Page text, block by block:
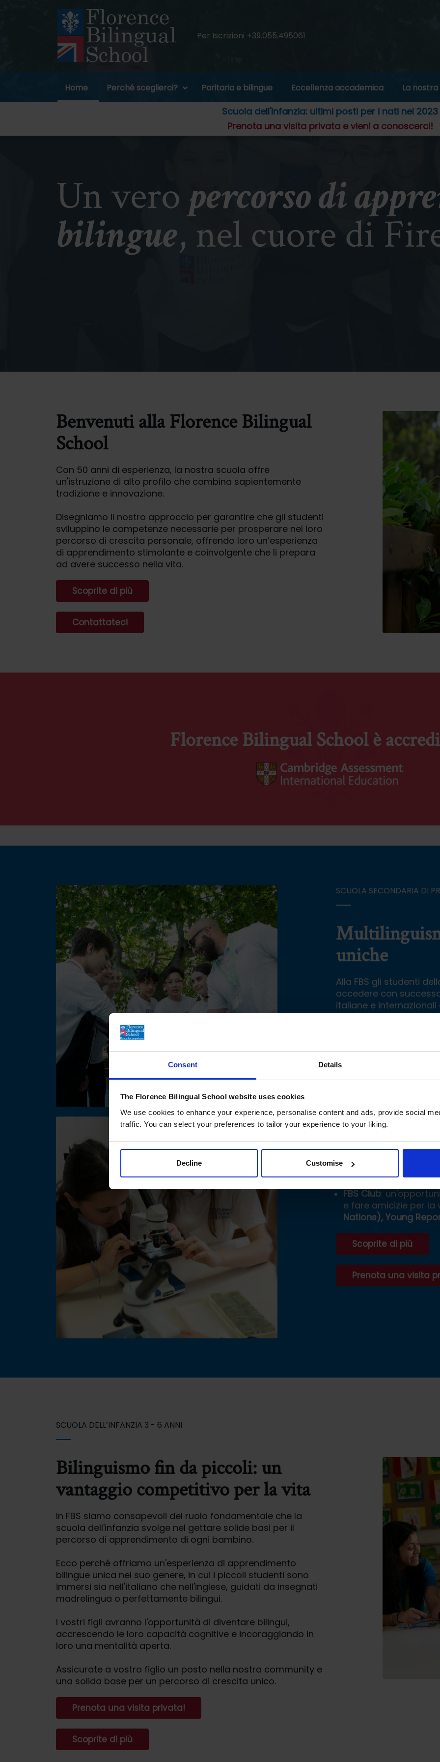
Consent Details
The Florence Bilingual School website uses cookies
We use cookies to enhance your experience, personalise content and ads, provide social
traffic. You can select your preferences to tailor your experience to your liking.
Decline Customise
Per Iscrizioni +39.055.495061
Home Perché sceglierci? Paritaria e bilingue Eccellenza accademica La
Scuola dell'Infanzia: ultimi posti per i nati nel 2023
Prenota una visita privata e vieni a conoscerci!
Benvenuti alla Florence Bilingual
School
Con 50 anni di esperienza, la nostra scuola offre
un'istruzione di alto profilo che combina sapientemente
tradizione e innovazione.
Disegniamo il nostro approccio per garantire che gli studenti
sviluppino le competenze necessarie per prosperare nel loro
percorso di crescita personale, offrendo loro un’esperienza
di apprendimento stimolante e coinvolgente che li prepara
ad avere successo nella vita.
Scoprite di più
Contattateci
Florence Bilingual School è
SCUOLA SECONDARIA DI
uniche
Alla FBS gli studenti
accedere con
italiane e internazionali
Cambridge
:
su un tema di
Immersion Stay:
nel Regno Unito tra
Apprendimento
inglese) per
di crescita personale
FBS Club:
e fare amicizie per la
Nations), Young
Scoprite di più
Prenota una visita
SCUOLA DELL’INFANZIA 3 - 6 ANNI
Bilinguismo fin da piccoli: un
vantaggio competitivo per la vita
In FBS siamo consapevoli del ruolo fondamentale che la
scuola dell'infanzia svolge nel gettare solide basi per il
percorso di apprendimento di ogni bambino.
Ecco perché offriamo un'esperienza di apprendimento
bilingue unica nel suo genere, in cui i piccoli studenti sono
immersi sia nell'italiano che nell'inglese, guidati da insegnati
madrelingua o perfettamente bilingui.
I vostri figli avranno l'opportunità di diventare bilingui,
accrescendo le loro capacità cognitive e incoraggiando in
loro una mentalità aperta.
Assicurate a vostro figlio un posto nella nostra community e
una solida base per un percorso di crescita unico.
Prenota una visita privata!
Scoprite di più